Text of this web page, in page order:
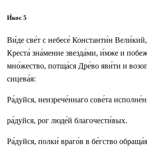
И́кос 5
Ви́де све́т с небесе́ Константи́н
Креста́ зна́мение звезда́ми, и́мже и
мно́жество, потща́ся Дре́во яви́ти и
сицева́я:
Ра́дуйся, неизрече́ннаго сове́та
ра́дуйся, рог люде́й благочести́вых.
Ра́дуйся, полки́ враго́в в бе́гство